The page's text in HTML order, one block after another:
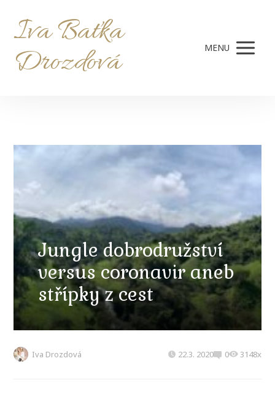
Iva Baťka
Drozdová MENU
Jungle dobrodružství
versus coronavir aneb
střípky z cest
Iva Drozdová 22.3. 2020 0 3148x